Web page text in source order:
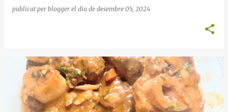
publicat per blogger el dia de desembre 05, 2024